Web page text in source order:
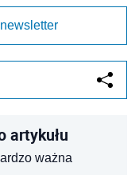
artykułu
ważna